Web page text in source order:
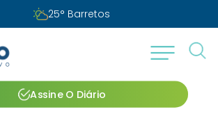
Segunda-feira, 10 de agosto de 2026
Assine O Diário